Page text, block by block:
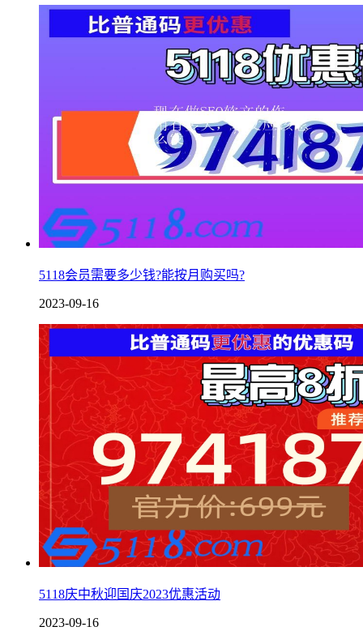
5118会员需要多少钱?能按月购买吗?
2023-09-16
5118庆中秋迎国庆2023优惠活动
2023-09-16